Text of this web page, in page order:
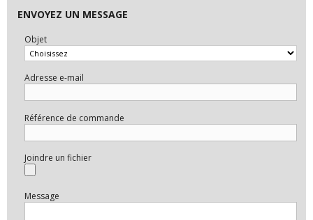
ENVOYEZ UN MESSAGE
Objet
Adresse e-mail
Référence de commande
Joindre un fichier
Message